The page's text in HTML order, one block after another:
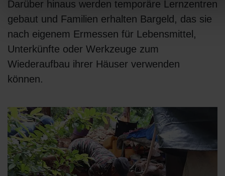
Darüber hinaus werden temporäre Lernzentren
gebaut und Familien erhalten Bargeld, das sie
nach eigenem Ermessen für Lebensmittel,
Unterkünfte oder Werkzeuge zum
Wiederaufbau ihrer Häuser verwenden
können.